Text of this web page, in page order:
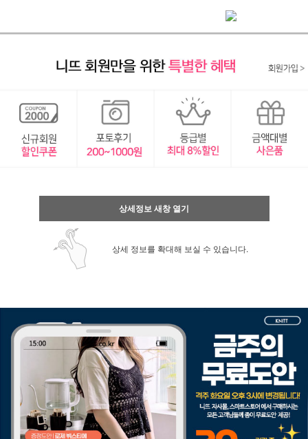
상세정보 새창 열기
상세 정보를 확대해 보실 수 있습니다.